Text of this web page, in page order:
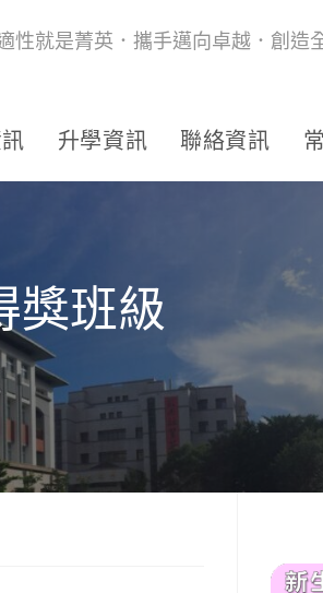
性就是菁英．攜手邁向卓越．創造
升學資訊 聯絡資訊
獎班級